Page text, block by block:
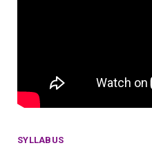
SYLLABUS